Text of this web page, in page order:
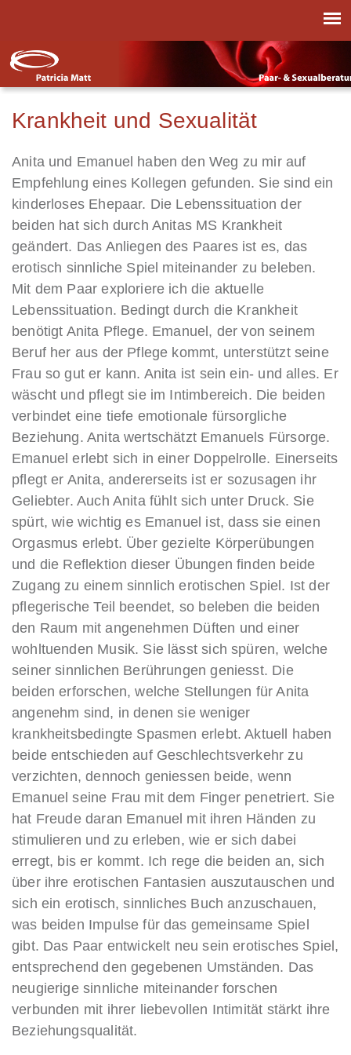
Krankheit und Sexualität
Anita und Emanuel haben den Weg zu mir auf
Empfehlung eines Kollegen gefunden. Sie sind ein
kinderloses Ehepaar. Die Lebenssituation der
beiden hat sich durch Anitas MS Krankheit
geändert. Das Anliegen des Paares ist es, das
erotisch sinnliche Spiel miteinander zu beleben.
Mit dem Paar exploriere ich die aktuelle
Lebenssituation. Bedingt durch die Krankheit
benötigt Anita Pflege. Emanuel, der von seinem
Beruf her aus der Pflege kommt, unterstützt seine
Frau so gut er kann. Anita ist sein ein- und alles. Er
wäscht und pflegt sie im Intimbereich. Die beiden
verbindet eine tiefe emotionale fürsorgliche
Beziehung. Anita wertschätzt Emanuels Fürsorge.
Emanuel erlebt sich in einer Doppelrolle. Einerseits
pflegt er Anita, andererseits ist er sozusagen ihr
Geliebter. Auch Anita fühlt sich unter Druck. Sie
spürt, wie wichtig es Emanuel ist, dass sie einen
Orgasmus erlebt. Über gezielte Körperübungen
und die Reflektion dieser Übungen finden beide
Zugang zu einem sinnlich erotischen Spiel. Ist der
pflegerische Teil beendet, so beleben die beiden
den Raum mit angenehmen Düften und einer
wohltuenden Musik. Sie lässt sich spüren, welche
seiner sinnlichen Berührungen geniesst. Die
beiden erforschen, welche Stellungen für Anita
angenehm sind, in denen sie weniger
krankheitsbedingte Spasmen erlebt. Aktuell haben
beide entschieden auf Geschlechtsverkehr zu
verzichten, dennoch geniessen beide, wenn
Emanuel seine Frau mit dem Finger penetriert. Sie
hat Freude daran Emanuel mit ihren Händen zu
stimulieren und zu erleben, wie er sich dabei
erregt, bis er kommt. Ich rege die beiden an, sich
über ihre erotischen Fantasien auszutauschen und
sich ein erotisch, sinnliches Buch anzuschauen,
was beiden Impulse für das gemeinsame Spiel
gibt. Das Paar entwickelt neu sein erotisches Spiel,
entsprechend den gegebenen Umständen. Das
neugierige sinnliche miteinander forschen
verbunden mit ihrer liebevollen Intimität stärkt ihre
Beziehungsqualität.